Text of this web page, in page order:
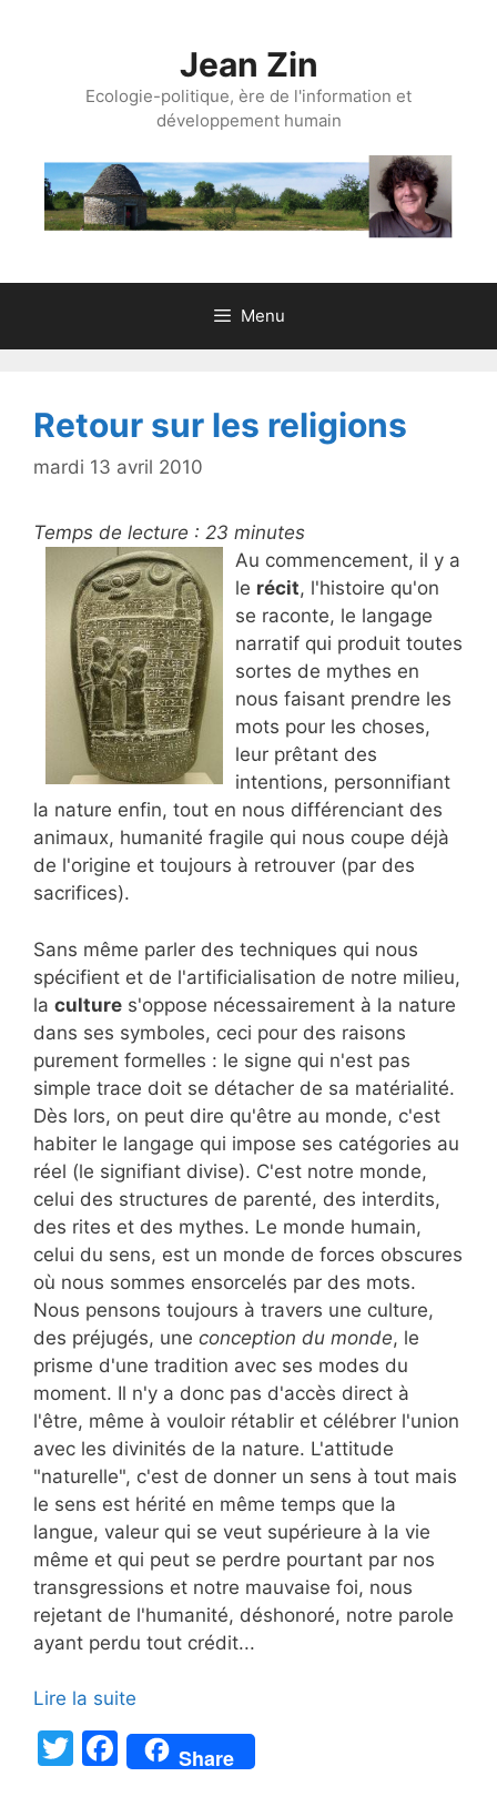
Jean Zin
Ecologie-politique, ère de l'information et
développement humain
Menu
Retour sur les religions
mardi 13 avril 2010
Temps de lecture : 23 minutes
Au commencement, il y a
le récit, l'histoire qu'on
se raconte, le langage
narratif qui produit toutes
sortes de mythes en
nous faisant prendre les
mots pour les choses,
leur prêtant des
intentions, personnifiant
la nature enfin, tout en nous différenciant des
animaux, humanité fragile qui nous coupe déjà
de l'origine et toujours à retrouver (par des
sacrifices).
Sans même parler des techniques qui nous
spécifient et de l'artificialisation de notre milieu,
la culture s'oppose nécessairement à la nature
dans ses symboles, ceci pour des raisons
purement formelles : le signe qui n'est pas
simple trace doit se détacher de sa matérialité.
Dès lors, on peut dire qu'être au monde, c'est
habiter le langage qui impose ses catégories au
réel (le signifiant divise). C'est notre monde,
celui des structures de parenté, des interdits,
des rites et des mythes. Le monde humain,
celui du sens, est un monde de forces obscures
où nous sommes ensorcelés par des mots.
Nous pensons toujours à travers une culture,
des préjugés, une conception du monde, le
prisme d'une tradition avec ses modes du
moment. Il n'y a donc pas d'accès direct à
l'être, même à vouloir rétablir et célébrer l'union
avec les divinités de la nature. L'attitude
"naturelle", c'est de donner un sens à tout mais
le sens est hérité en même temps que la
langue, valeur qui se veut supérieure à la vie
même et qui peut se perdre pourtant par nos
transgressions et notre mauvaise foi, nous
rejetant de l'humanité, déshonoré, notre parole
ayant perdu tout crédit...
Lire la suite
T
F
a
Share